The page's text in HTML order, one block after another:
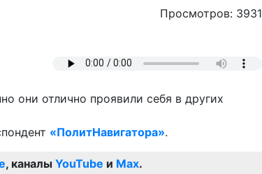
Просмотров: 3931
они отлично проявили себя в других
«ПолитНавигатора».
, каналы YouTube и Max.